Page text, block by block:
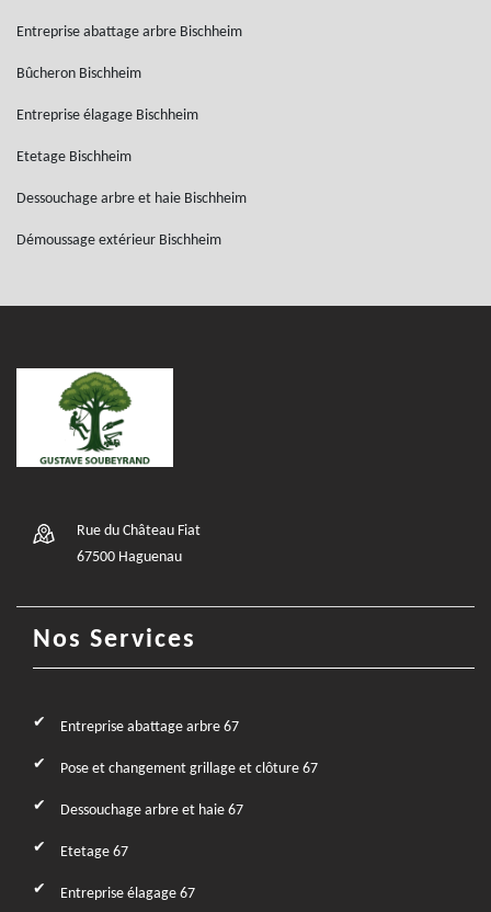
Entreprise abattage arbre Bischheim
Bûcheron Bischheim
Entreprise élagage Bischheim
Etetage Bischheim
Dessouchage arbre et haie Bischheim
Démoussage extérieur Bischheim
Rue du Château Fiat
67500 Haguenau
Nos Services
Entreprise abattage arbre 67
Pose et changement grillage et clôture 67
Dessouchage arbre et haie 67
Etetage 67
Entreprise élagage 67